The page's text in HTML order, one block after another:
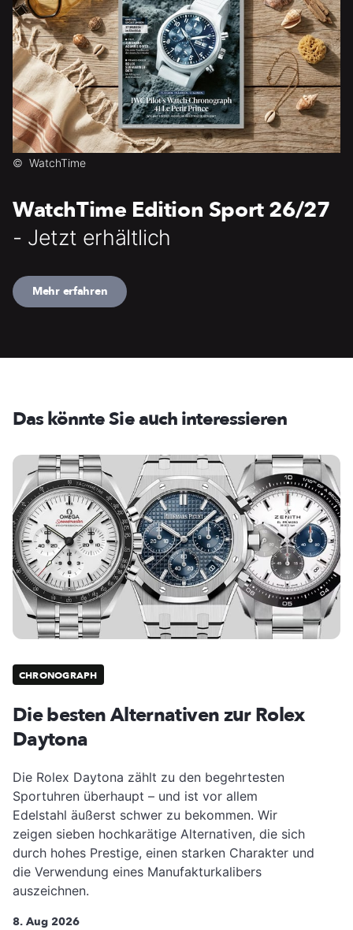
© WatchTime
WatchTime Edition Sport 26/27
- Jetzt erhältlich
Mehr erfahren
Das könnte Sie auch interessieren
CHRONOGRAPH
Die besten Alternativen zur Rolex
Daytona
Die Rolex Daytona zählt zu den begehrtesten
Sportuhren überhaupt – und ist vor allem
Edelstahl äußerst schwer zu bekommen. Wir
zeigen sieben hochkarätige Alternativen, die sich
durch hohes Prestige, einen starken Charakter und
die Verwendung eines Manufakturkalibers
auszeichnen.
8. Aug 2026